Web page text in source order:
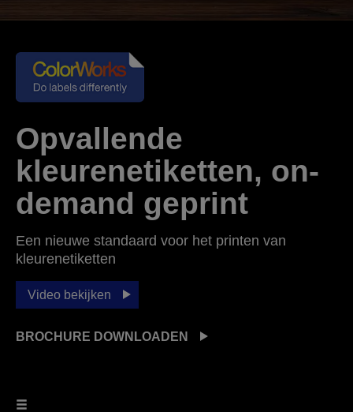
Opvallende
kleurenetiketten, on-
demand geprint
Een nieuwe standaard voor het printen van
kleurenetiketten
Video bekijken
BROCHURE DOWNLOADEN